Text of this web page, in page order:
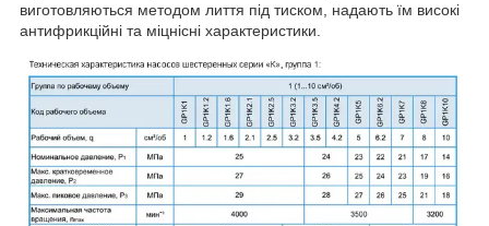
виготовляються методом лиття під тиском, надають їм високі
антифрикційні та міцнісні характеристики.